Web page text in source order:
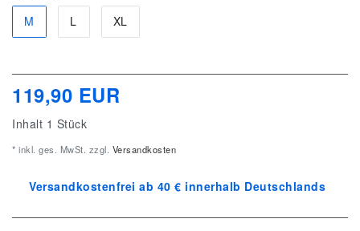
M
L XL
119,90 EUR
Inhalt 1 Stück
* inkl. ges. MwSt. zzgl. Versandkosten
Versandkostenfrei ab 40 € innerhalb Deutschlands